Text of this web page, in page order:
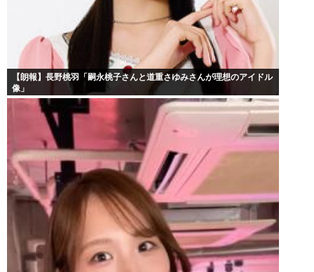
【朗報】長野桃羽「嗣永桃子さんと道重さゆみさんが理想のアイドル
像」